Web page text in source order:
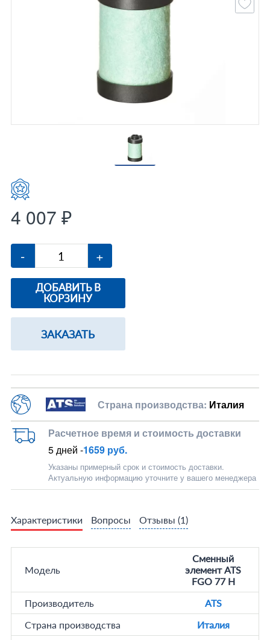
4 007 ₽
- +
ДОБАВИТЬ В
КОРЗИНУ
ЗАКАЗАТЬ
Страна производства: Италия
Расчетное время и стоимость доставки
5 дней -1659 руб.
Указаны примерный срок и стоимость доставки.
Актуальную информацию уточните у вашего менеджера
Характеристики Вопросы Отзывы (1)
Модель
Сменный
элемент ATS
FGO 77 H
Производитель
ATS
Страна производства
Италия